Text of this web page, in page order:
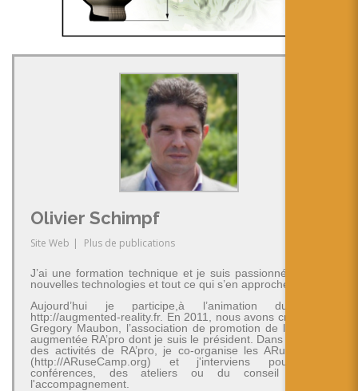
Olivier Schimpf
Site Web | Plus de publications
J’ai une formation technique et je suis passionné par les
nouvelles technologies et tout ce qui s’en approche.
Aujourd’hui je participe,à l’animation du blog
http://augmented-reality.fr. En 2011, nous avons créé avec
Gregory Maubon, l’association de promotion de la réalité
augmentée RA’pro dont je suis le président. Dans le cadre
des activités de RA’pro, je co-organise les ARuseCamp
(http://ARuseCamp.org) et j'interviens pour des
conférences, des ateliers ou du conseil et de
l'accompagnement.